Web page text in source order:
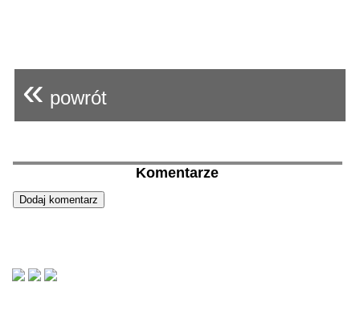
« powrót
Komentarze